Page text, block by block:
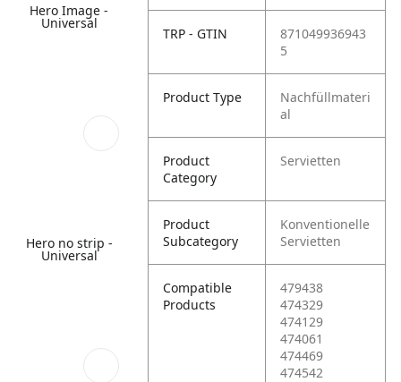
Hero Image -
Universal
Hero no strip -
Universal
TRP - GTIN
871049936943
5
Product Type
Nachfüllmateri
al
Product
Category
Servietten
Product
Subcategory
Konventionelle
Servietten
Compatible
Products
479438
474329
474129
474061
474469
474542